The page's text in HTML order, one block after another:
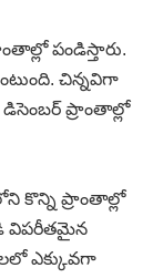
పండిస్తారు.
చిన్నవిగా
డిసెంబర్‌ ప్రాంతాల్లో
కొన్ని ప్రాంతాల్లో
విపరీతమైన
ఎక్కువగా